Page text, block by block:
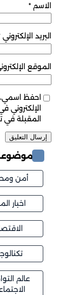
الاسم *
البريد الإلكتروني
الموقع
احفظ اسمي،
الإلكتروني
المقبلة في
أمن
اخبار
عالم